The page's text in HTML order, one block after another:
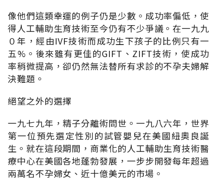
像他們這類幸運的例子仍是少數。成功率偏低，使
得人工輔助生育技術至今仍有不少爭議。在一九九
０年，經由IVF技術而成功生下孩子的比例只有一
五%。後來雖有更佳的GIFT、ZIFT技術，使成功
率稍微提高，卻仍然無法替所有求診的不孕夫婦解
決難題。
絕望之外的選擇
一九七九年，精子分離術問世。一九八六年，世界
第一位預先選定性別的試管嬰兒在美國紐奧良誕
生。就在這段期間，商業化的人工輔助生育技術醫
療中心在美國各地蓬勃發展，一步步開發每年超過
兩萬名不孕婦女、近十億美元的市場。